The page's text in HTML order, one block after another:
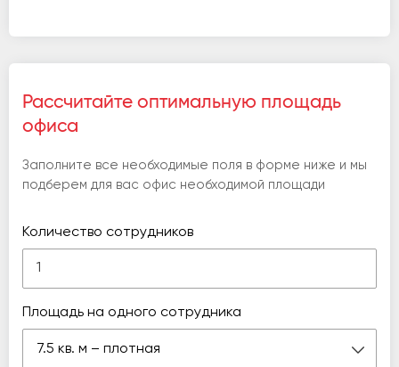
Рассчитайте оптимальную площадь
офиса
Заполните все необходимые поля в форме ниже и мы
подберем для вас офис необходимой площади
Количество сотрудников
Площадь на одного сотрудника
7.5 кв. м – плотная